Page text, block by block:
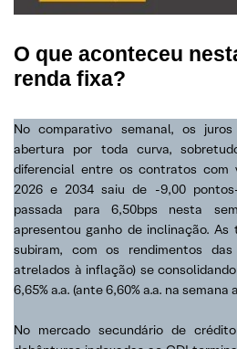
O que aconteceu
renda fixa?
No comparativo semanal, os
abertura por toda curva,
diferencial entre os contratos com
2026 e 2034 saiu de -9,00
passada para 6,50bps nesta
apresentou ganho de inclinação.
subiram, com os rendimentos
atrelados à inflação) se
6,65% a.a. (ante 6,60% a.a. na semana
No mercado secundário de